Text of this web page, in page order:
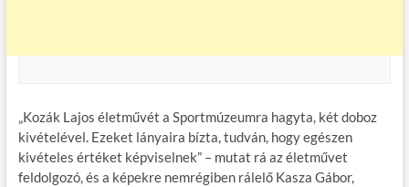
„Kozák Lajos életművét a Sportmúzeumra hagyta, két doboz
kivételével. Ezeket lányaira bízta, tudván, hogy egészen
kivételes értéket képviselnek” – mutat rá az életművet
feldolgozó, és a képekre nemrégiben rálelő Kasza Gábor,